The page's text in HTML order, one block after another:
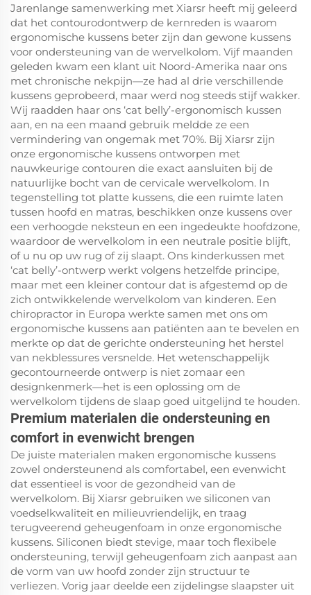
Jarenlange samenwerking met Xiarsr heeft mij geleerd
dat het contourodontwerp de kernreden is waarom
ergonomische kussens beter zijn dan gewone kussens
voor ondersteuning van de wervelkolom. Vijf maanden
geleden kwam een klant uit Noord-Amerika naar ons
met chronische nekpijn—ze had al drie verschillende
kussens geprobeerd, maar werd nog steeds stijf wakker.
Wij raadden haar ons ‘cat belly’-ergonomisch kussen
aan, en na een maand gebruik meldde ze een
vermindering van ongemak met 70%. Bij Xiarsr zijn
onze ergonomische kussens ontworpen met
nauwkeurige contouren die exact aansluiten bij de
natuurlijke bocht van de cervicale wervelkolom. In
tegenstelling tot platte kussens, die een ruimte laten
tussen hoofd en matras, beschikken onze kussens over
een verhoogde neksteun en een ingedeukte hoofdzone,
waardoor de wervelkolom in een neutrale positie blijft,
of u nu op uw rug of zij slaapt. Ons kinderkussen met
‘cat belly’-ontwerp werkt volgens hetzelfde principe,
maar met een kleiner contour dat is afgestemd op de
zich ontwikkelende wervelkolom van kinderen. Een
chiropractor in Europa werkte samen met ons om
ergonomische kussens aan patiënten aan te bevelen en
merkte op dat de gerichte ondersteuning het herstel
van nekblessures versnelde. Het wetenschappelijk
gecontourneerde ontwerp is niet zomaar een
designkenmerk—het is een oplossing om de
wervelkolom tijdens de slaap goed uitgelijnd te houden.
Premium materialen die ondersteuning en
comfort in evenwicht brengen
De juiste materialen maken ergonomische kussens
zowel ondersteunend als comfortabel, een evenwicht
dat essentieel is voor de gezondheid van de
wervelkolom. Bij Xiarsr gebruiken we siliconen van
voedselkwaliteit en milieuvriendelijk, en traag
terugveerend geheugenfoam in onze ergonomische
kussens. Siliconen biedt stevige, maar toch flexibele
ondersteuning, terwijl geheugenfoam zich aanpast aan
de vorm van uw hoofd zonder zijn structuur te
verliezen. Vorig jaar deelde een zijdelingse slaapster uit